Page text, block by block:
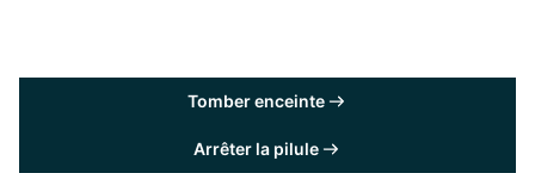
Tomber enceinte
Arrêter la pilule